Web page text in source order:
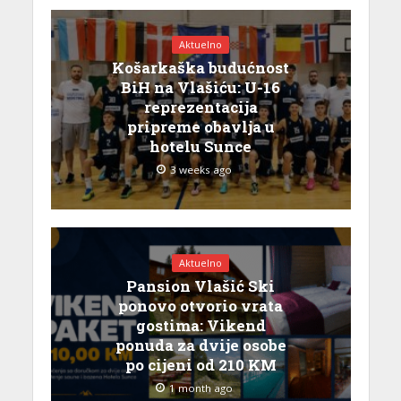
Aktuelno
Košarkaška budućnost
BiH na Vlašiću: U-16
reprezentacija
pripreme obavlja u
hotelu Sunce
3 weeks ago
Aktuelno
Pansion Vlašić Ski
ponovo otvorio vrata
gostima: Vikend
ponuda za dvije osobe
po cijeni od 210 KM
1 month ago